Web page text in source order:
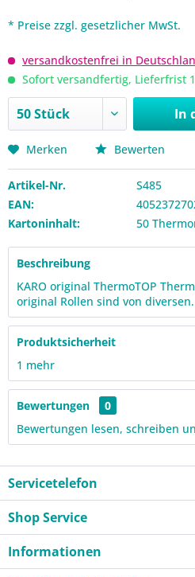
* Preise zzgl. gesetzlicher MwSt.
versandkostenfrei in
Sofort versandfertig, Lieferfrist
In
Merken Bewerten
Artikel-Nr.
S485
EAN:
Kartoninhalt:
50
Beschreibung
KARO original ThermoTOP
original Rollen sind von
Produktsicherheit
1 mehr
Bewertungen
0
Bewertungen lesen, schreiben
Servicetelefon
Shop Service
Informationen